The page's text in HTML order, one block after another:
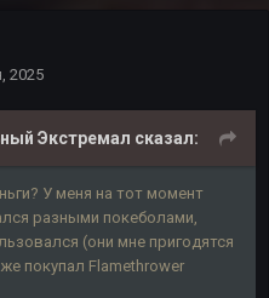
2025
Экстремал сказал:
У меня на тот момент
разными покеболами,
(они мне пригодятся
покупал Flamethrower